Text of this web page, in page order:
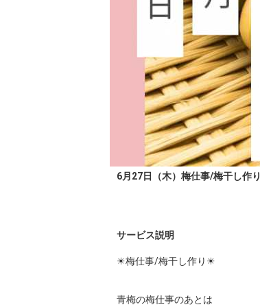
6月27日（木）梅仕事/梅干し作り
サービス説明
☀︎梅仕事/梅干し作り☀︎
青梅の梅仕事のあとは